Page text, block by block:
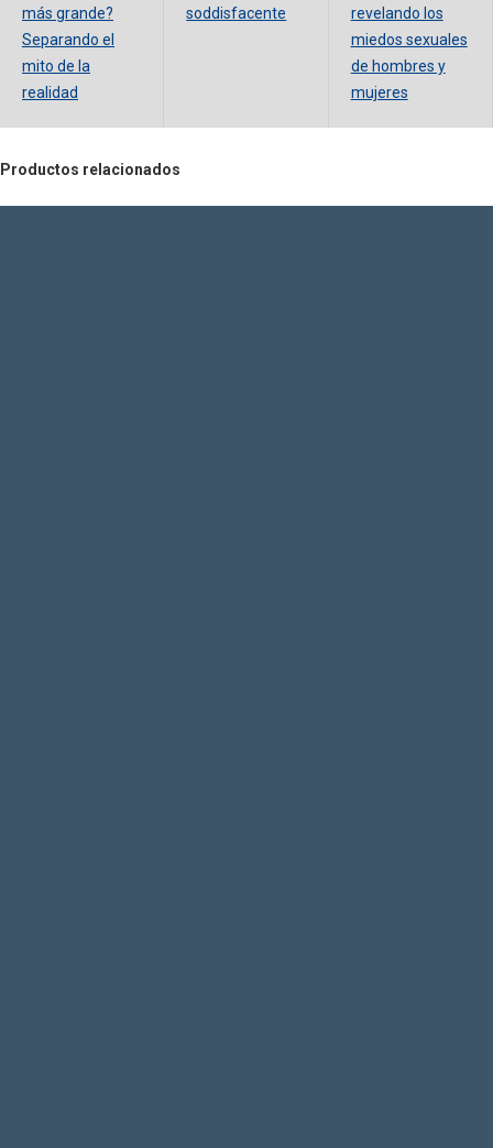
más grande?
Separando el
mito de la
realidad
soddisfacente
revelando los
miedos sexuales
de hombres y
mujeres
Productos relacionados